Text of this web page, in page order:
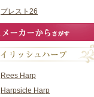
プレスト26
Rees Harp
Harpsicle Harp